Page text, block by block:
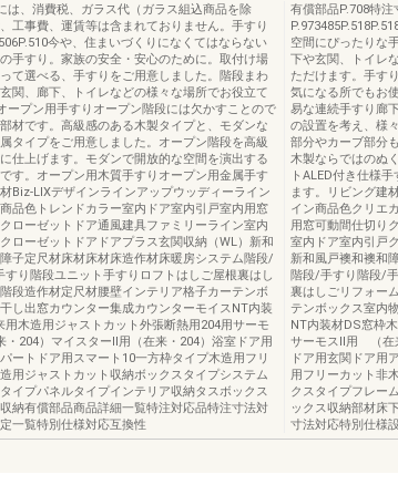
は、消費税、ガラス代（ガラス組込商品を除
工事費、運賃等は含まれておりません。手すり
今や、住まいづくりになくてはならない
手すり。家族の安全・安心のために。取付け場
て選べる、手すりをご用意しました。階段まわ
関、廊下、トイレなどの様々な場所でお役立て
ープン用手すりオープン階段には欠かすことので
材です。高級感のある木製タイプと、モダンな
タイプをご用意しました。オープン階段を高級
仕上げます。モダンで開放的な空間を演出する
す。オープン用木質手すりオープン用金属手す
Biz-LIXデザインラインアップウッディーライン
品色トレンドカラー室内ドア室内引戸室内用窓
ローゼットドア通風建具ファミリーライン室内
ローゼットドアドアプラス玄関収納（WL）新和
子定尺材床材床材床造作材床暖房システム階段/
り階段ユニット手すりロフトはしご屋根裏はし
段造作材定尺材腰壁インテリア格子カーテンボ
し出窓カウンター集成カウンターモイスNT内装
用木造用ジャストカット外張断熱用204用サーモ
204）マイスターⅡ用（在来・204）浴室ドア用
ートドア用スマート10一方枠タイプ木造用フリ
用ジャストカット収納ボックスタイプシステム
イプパネルタイプインテリア収納タスボックス
納有償部品商品詳細一覧特注対応品特注寸法対
一覧特別仕様対応互換性
有償部品P.708特
空間にぴったりな
下や玄関、トイレ
ただけます。手す
気になる所でもお
易な連続手すり廊
の設置を考え、様
部分やカーブ部分
木製ならではのぬ
トALED付き仕様
ます。リビング建
イン商品色クリエ
用窓可動間仕切り
室内ドア室内引戸
新和風戸襖和襖和
階段/手すり階段/
裏はしごリフォー
テンボックス室内
NT内装材DS窓枠
サーモスⅡ用 （在
ドア用玄関ドア用
用フリーカット非
クスタイプフレー
ックス収納部材床
寸法対応特別仕様